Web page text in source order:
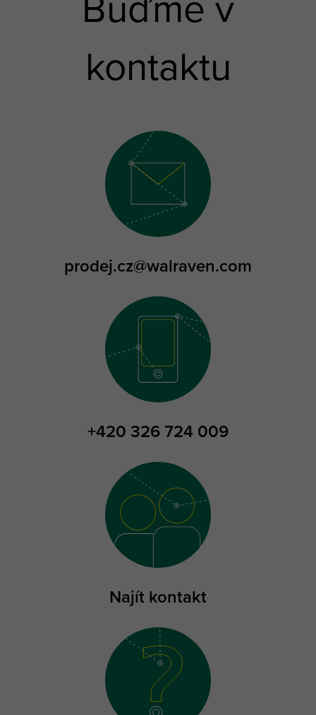
Buďme v
kontaktu
prodej.cz@walraven.com
+420 326 724 009
Najít kontakt